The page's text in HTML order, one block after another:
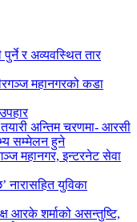
र अव्यवस्थित तार
महानगरको कडा
अन्तिम चरणमा- आरसी
सम्मेलन हुने
महानगर, इन्टरनेट सेवा
नारासहित युविका
आरके शर्माको असन्तुष्टि,